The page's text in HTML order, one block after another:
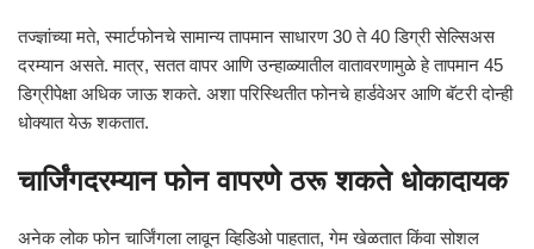
तज्ज्ञांच्या मते, स्मार्टफोनचे सामान्य तापमान साधारण 30 ते 40 डिग्री सेल्सिअस
दरम्यान असते. मात्र, सतत वापर आणि उन्हाळ्यातील वातावरणामुळे हे तापमान 45
डिग्रीपेक्षा अधिक जाऊ शकते. अशा परिस्थितीत फोनचे हार्डवेअर आणि बॅटरी दोन्ही
धोक्यात येऊ शकतात.
चार्जिंगदरम्यान फोन वापरणे ठरू शकते धोकादायक
अनेक लोक फोन चार्जिंगला लावून व्हिडिओ पाहतात, गेम खेळतात किंवा सोशल